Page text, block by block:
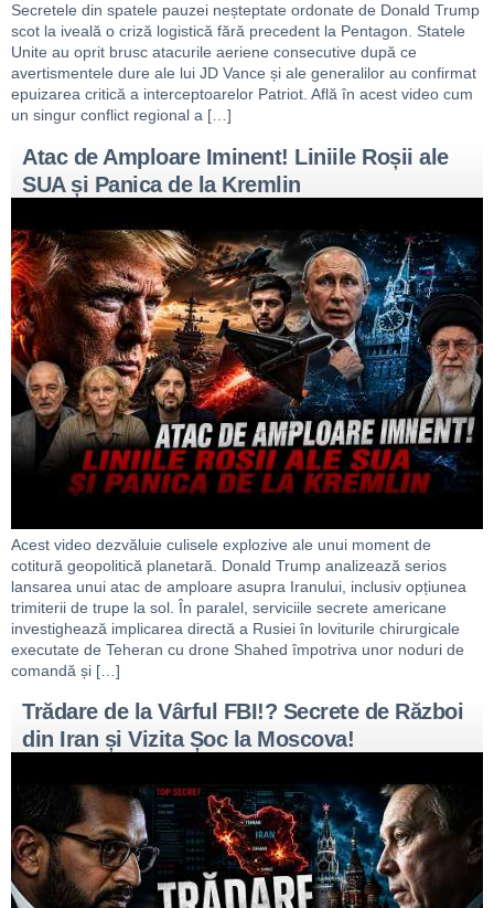
Secretele din spatele pauzei neșteptate ordonate de Donald Trump
scot la iveală o criză logistică fără precedent la Pentagon. Statele
Unite au oprit brusc atacurile aeriene consecutive după ce
avertismentele dure ale lui JD Vance și ale generalilor au confirmat
epuizarea critică a interceptoarelor Patriot. Află în acest video cum
un singur conflict regional a […]
Atac de Amploare Iminent! Liniile Roșii ale
SUA și Panica de la Kremlin
Acest video dezvăluie culisele explozive ale unui moment de
cotitură geopolitică planetară. Donald Trump analizează serios
lansarea unui atac de amploare asupra Iranului, inclusiv opțiunea
trimiterii de trupe la sol. În paralel, serviciile secrete americane
investighează implicarea directă a Rusiei în loviturile chirurgicale
executate de Teheran cu drone Shahed împotriva unor noduri de
comandă și […]
Trădare de la Vârful FBI!? Secrete de Război
din Iran și Vizita Șoc la Moscova!